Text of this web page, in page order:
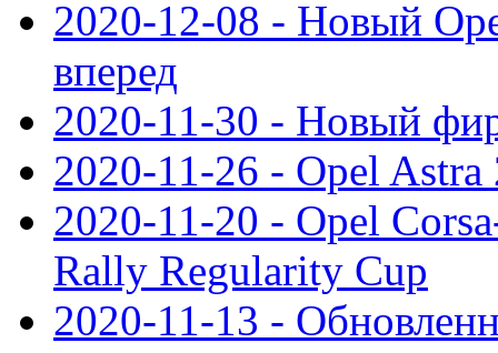
2020-12-08 - Новый
вперед
2020-11-30 - Новый
2020-11-26 - Opel Astra
2020-11-20 - Opel
Rally Regularity Cup
2020-11-13 -